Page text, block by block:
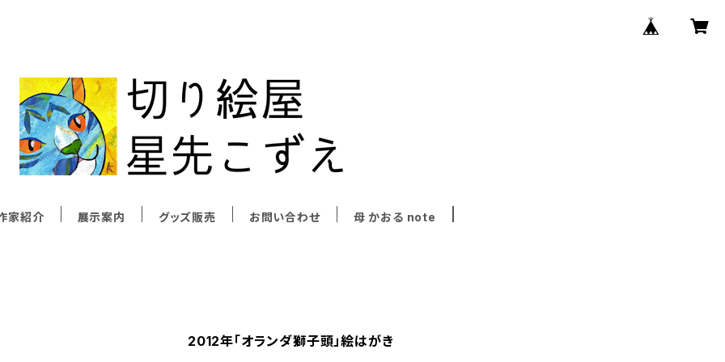
家紹介 展示案内 グッズ販売 お問い合わせ 母 かおる note
2012年「オランダ獅子頭」絵はがき